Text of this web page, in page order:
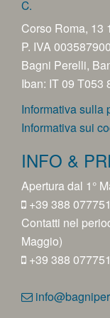
C.
Corso Roma, 13
P. IVA
Bagni Perelli,
Iban: IT 09 T053
Informativa sulla
Informativa sui
INFO &
Apertura dal 1°
+39 388
Contatti nel
Maggio)
+39 388